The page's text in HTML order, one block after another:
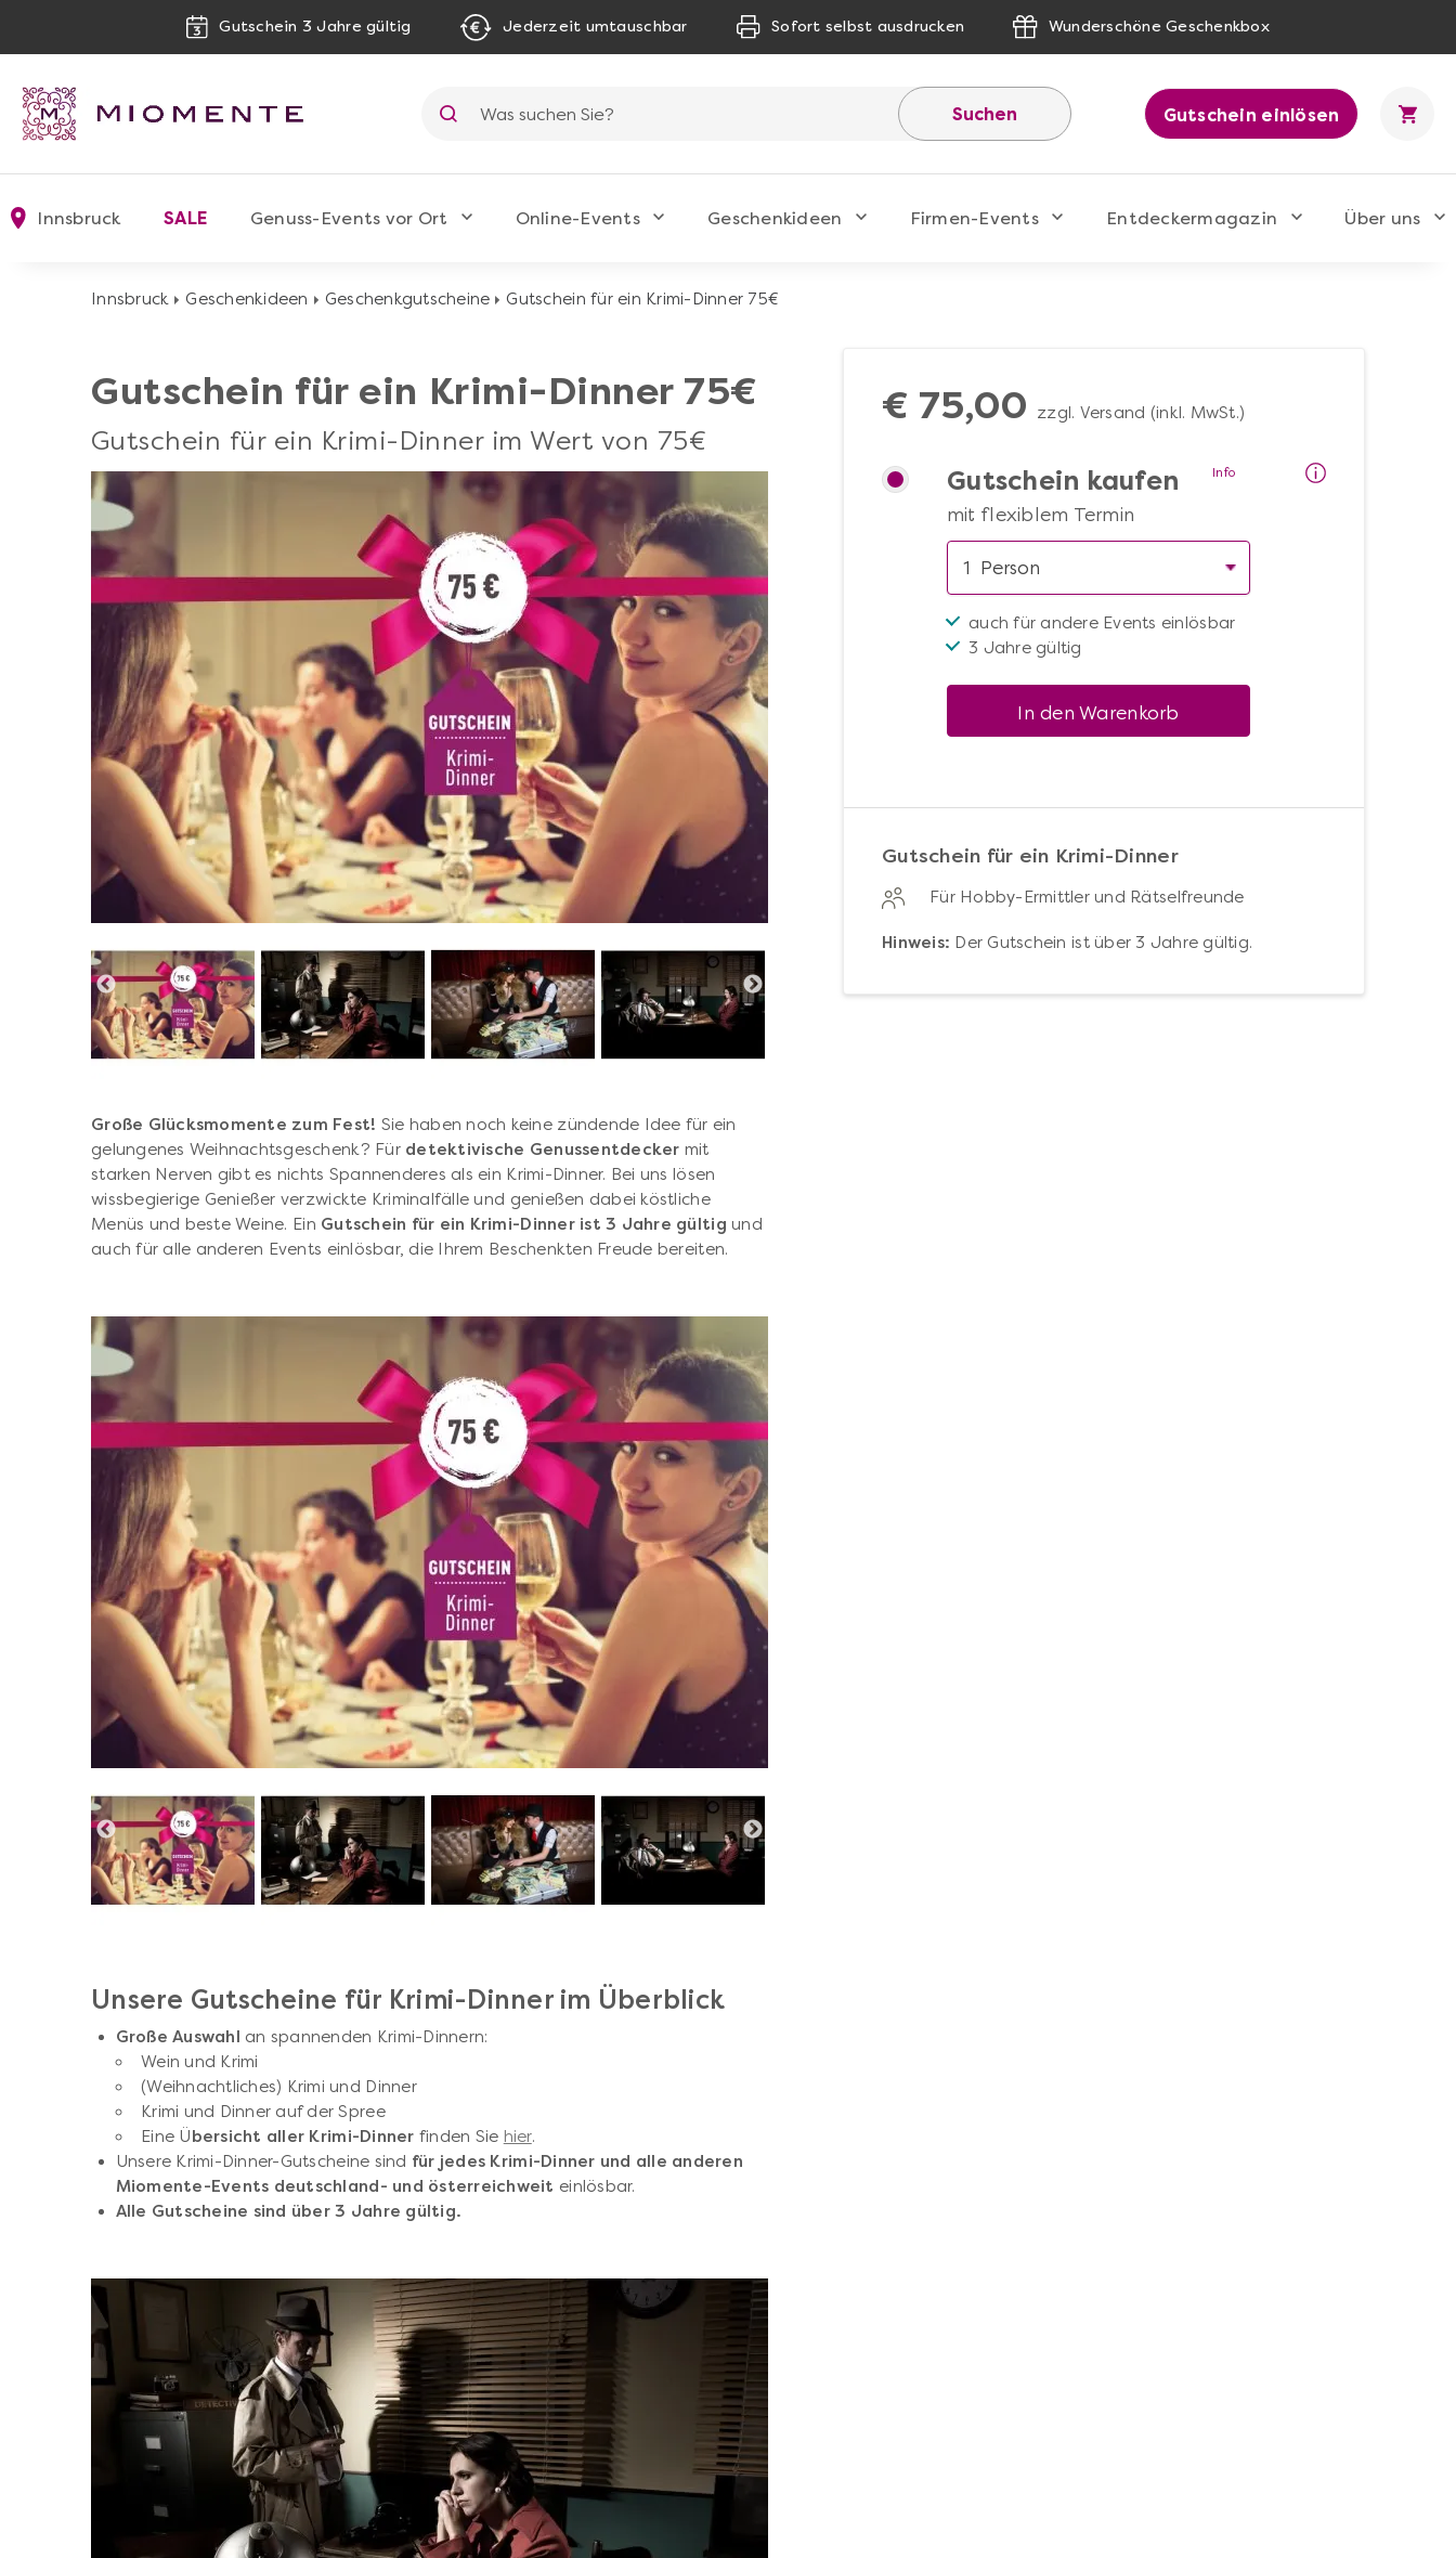
Gutschein 3 Jahre gültig Jederzeit umtauschbar Sofort selbst ausdrucken Wunderschöne Geschenkbox
Suchen Gutschein einlösen
Innsbruck SALE Genuss-Events vor Ort Online-Events Geschenkideen Firmen-Events Entdeckermagazin Über uns
Innsbruck Geschenkideen Geschenkgutscheine Gutschein für ein Krimi-Dinner 75€
Gutschein für ein Krimi-Dinner 75€
Gutschein für ein Krimi-Dinner im Wert von 75€
Große Glücksmomente zum Fest! Sie haben noch keine zündende Idee für ein
gelungenes Weihnachtsgeschenk? Für detektivische Genussentdecker mit
starken Nerven gibt es nichts Spannenderes als ein Krimi-Dinner. Bei uns lösen
wissbegierige Genießer verzwickte Kriminalfälle und genießen dabei köstliche
Menüs und beste Weine. Ein Gutschein für ein Krimi-Dinnerist 3 Jahre gültig und
auch für alle anderen Events einlösbar, die Ihrem Beschenkten Freude bereiten.
Unsere Gutscheine für Krimi-Dinner im Überblick
Große Auswahl an spannenden Krimi-Dinnern:
Wein und Krimi
(Weihnachtliches) Krimi und Dinner
Krimi und Dinner auf der Spree
Eine Übersicht aller Krimi-Dinner finden Sie hier.
Unsere Krimi-Dinner-Gutscheine sind für jedes Krimi-Dinner und alle anderen
Miomente-Events deutschland- und österreichweit einlösbar.
Alle Gutscheine sind über 3 Jahre gültig.
€ 75,00 zzgl. Versand (inkl. MwSt.)
Gutschein kaufen
mit flexiblem Termin
auch für andere Events einlösbar
3 Jahre gültig
In den Warenkorb
Info
Gutschein für ein Krimi-Dinner
Für Hobby-Ermittler und Rätselfreunde
Hinweis: Der Gutschein ist über 3 Jahre gültig.